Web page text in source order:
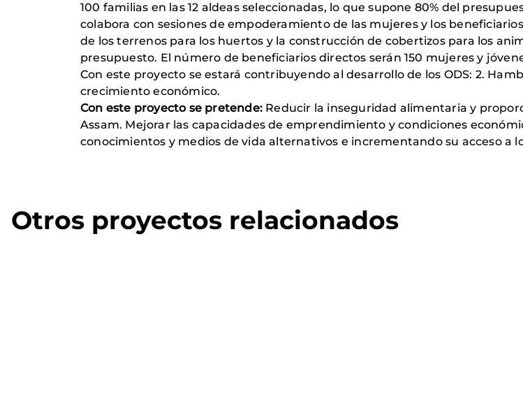
100 familias en las 12 aldeas seleccionadas, lo que supone 80% del
colabora con sesiones de empoderamiento de las mujeres y los
de los terrenos para los huertos y la construcción de cobertizos para los
presupuesto. El número de beneficiarios directos serán 150 mujeres y
Con este proyecto se estará contribuyendo al desarrollo de los ODS: 2.
crecimiento económico.
Con este proyecto se pretende: Reducir la inseguridad alimentaria y
Assam. Mejorar las capacidades de emprendimiento y condiciones
conocimientos y medios de vida alternativos e incrementando su acceso a
Otros proyectos relacionados